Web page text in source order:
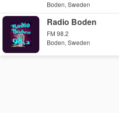
Boden, Sweden
Radio Boden
FM 98.2
Boden, Sweden